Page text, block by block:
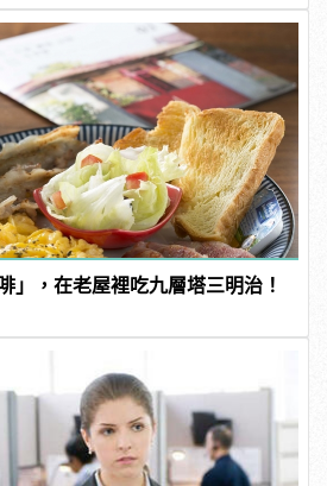
」，在老屋裡吃九層塔三明治！